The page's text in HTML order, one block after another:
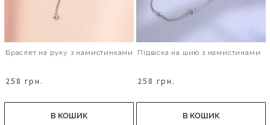
Браслет на руку з намистинками
258 грн.
В КОШИК
Підвіска на шию з намистинами
258 грн.
В КОШИК